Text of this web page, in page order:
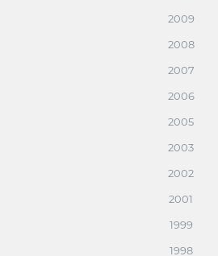
2009
2008
2007
2006
2005
2003
2002
2001
1999
1998